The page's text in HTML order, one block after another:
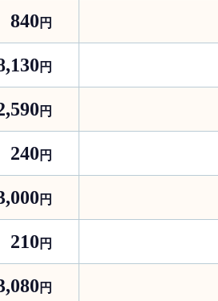
840 円
円
円
240 円
円
210 円
円